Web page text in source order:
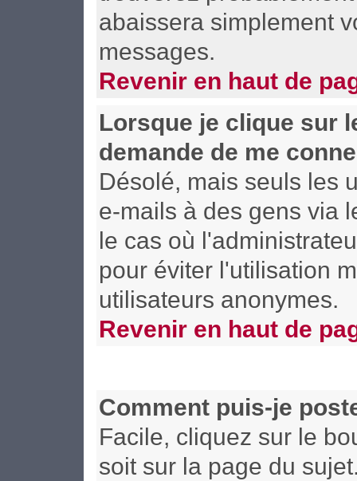
abaissera simplement
messages.
Revenir en haut de
Lorsque je clique sur
demande de me
Désolé, mais seuls les
e-mails à des gens via
le cas où
pour éviter l'utilisation
utilisateurs anonymes.
Revenir en haut de
Comment puis-je
Facile, cliquez sur le
soit sur la page du